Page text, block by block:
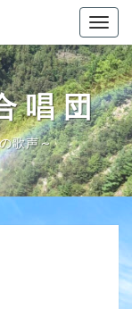
唱団
歌声～